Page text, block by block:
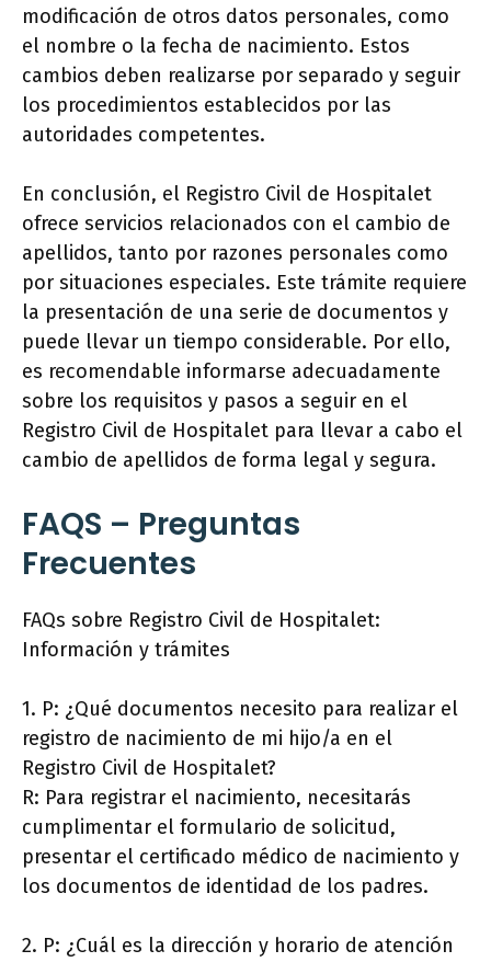
modificación de otros datos personales, como
el nombre o la fecha de nacimiento. Estos
cambios deben realizarse por separado y seguir
los procedimientos establecidos por las
autoridades competentes.
En conclusión, el Registro Civil de Hospitalet
ofrece servicios relacionados con el cambio de
apellidos, tanto por razones personales como
por situaciones especiales. Este trámite requiere
la presentación de una serie de documentos y
puede llevar un tiempo considerable. Por ello,
es recomendable informarse adecuadamente
sobre los requisitos y pasos a seguir en el
Registro Civil de Hospitalet para llevar a cabo el
cambio de apellidos de forma legal y segura.
FAQS – Preguntas
Frecuentes
FAQs sobre Registro Civil de Hospitalet:
Información y trámites
1. P: ¿Qué documentos necesito para realizar el
registro de nacimiento de mi hijo/a en el
Registro Civil de Hospitalet?
R: Para registrar el nacimiento, necesitarás
cumplimentar el formulario de solicitud,
presentar el certificado médico de nacimiento y
los documentos de identidad de los padres.
2. P: ¿Cuál es la dirección y horario de atención